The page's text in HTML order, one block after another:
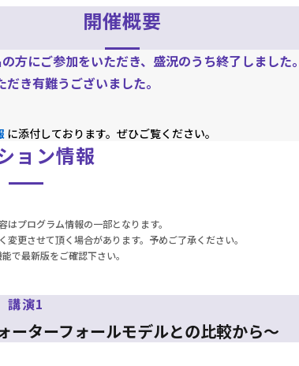
開催概要
方にご参加をいただき、盛況のうち終了しました
き有難うございました。
に添付しております。ぜひご覧ください。
ョン情報
プログラム情報の一部となります。
更させて頂く場合があります。予めご了承ください。
で最新版をご確認下さい。
講演1
ーターフォールモデルとの比較から～